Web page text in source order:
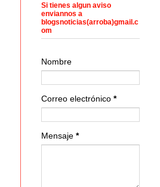
Si tienes algun aviso
enviannos a
blogsnoticias(arroba)gmail.c
om
Nombre
Correo electrónico *
Mensaje *